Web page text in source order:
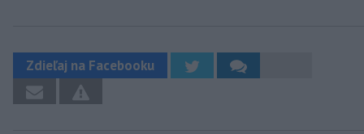
Zdieľaj na Facebooku